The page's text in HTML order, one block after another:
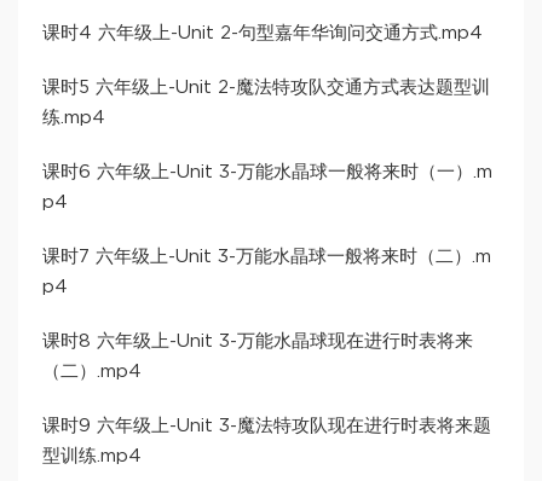
课时4 六年级上-Unit 2-句型嘉年华询问交通方式.mp4
课时5 六年级上-Unit 2-魔法特攻队交通方式表达题型训
练.mp4
课时6 六年级上-Unit 3-万能水晶球一般将来时（一）.m
p4
课时7 六年级上-Unit 3-万能水晶球一般将来时（二）.m
p4
课时8 六年级上-Unit 3-万能水晶球现在进行时表将来
（二）.mp4
课时9 六年级上-Unit 3-魔法特攻队现在进行时表将来题
型训练.mp4